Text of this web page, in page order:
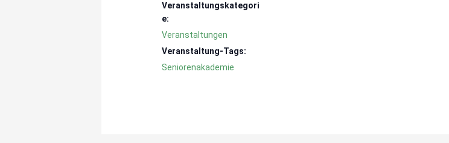
Veranstaltungskategori
e:
Veranstaltungen
Veranstaltung-Tags:
Seniorenakademie